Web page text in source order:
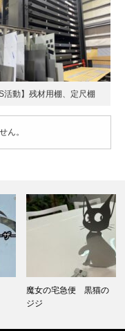
活動】残材用棚、定尺棚
ん。
魔女の宅急便 黒猫の
ジジ